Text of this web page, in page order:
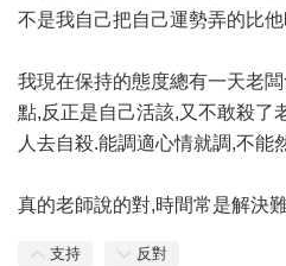
不是我自己把自己運勢弄的比
我現在保持的態度總有一天老
點,反正是自己活該,又不敢殺了
人去自殺.能調適心情就調,不能
真的老師說的對,時間常是解決
支持 反對